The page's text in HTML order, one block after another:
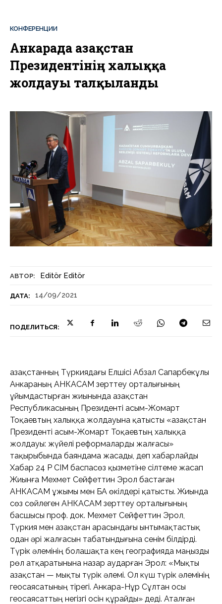
АВТОР: Editör Editör
ДАТА: 14/09/2021
ПОДЕЛИТЬСЯ:
КОНФЕРЕНЦИИ
Анкарада Қазақстан
Президентінің халыққа
жолдауы талқыланды
Қазақстанның Түркиядағы Елшісі Абзал Сапарбекұлы
Анкараның АНКАСАМ зерттеу орталығының
ұйымдастырған жиынында Қазақстан
Республикасының Президенті Қасым-Жомарт
Тоқаевтың халыққа жолдауына қатысты «Қазақстан
Президенті Қасым-Жомарт Тоқаевтың халыққа
жолдауы: жүйелі реформаларды жалғасы»
тақырыбында баяндама жасады, деп хабарлайды
Хабар 24 ҚР СІМ баспасөз қызметіне сілтеме жасап
Жиынға Мехмет Сейфеттин Эрол бастаған
АНКАСАМ ұжымы мен БАҚ өкілдері қатысты. Жиында
сөз сөйлеген АНКАСАМ зерттеу орталығының
басшысы проф. док. Мехмет Сейфеттин Эрол,
Түркия мен Қазақстан арасындағы ынтымақтастық
одан әрі жалғасын табатындығына сенім білдірді.
Түрік әлемінің болашақта кең географияда маңызды
рөл атқаратынына назар аударған Эрол: «Мықты
Қазақстан — мықты түрік әлемі. Ол күш түрік әлемінің
геосаясатының тірегі. Анкара-Нұр Сұлтан осы
геосаясаттың негізгі осін құрайды» деді. Аталған